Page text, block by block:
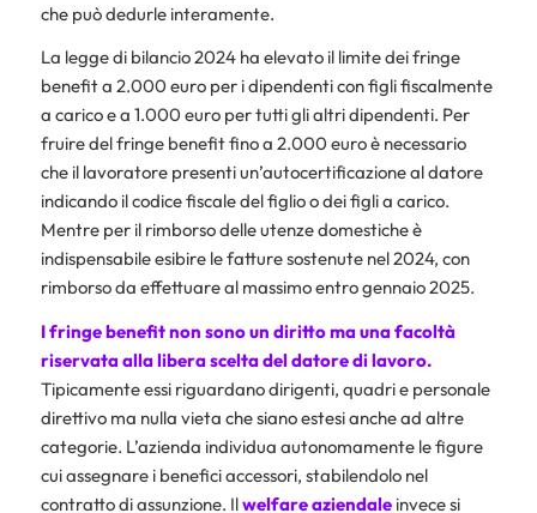
che può dedurle interamente.
La legge di bilancio 2024 ha elevato il limite dei fringe
benefit a 2.000 euro per i dipendenti con figli fiscalmente
a carico e a 1.000 euro per tutti gli altri dipendenti. Per
fruire del fringe benefit fino a 2.000 euro è necessario
che il lavoratore presenti un’autocertificazione al datore
indicando il codice fiscale del figlio o dei figli a carico.
Mentre per il rimborso delle utenze domestiche è
indispensabile esibire le fatture sostenute nel 2024, con
rimborso da effettuare al massimo entro gennaio 2025.
I fringe benefit non sono un diritto ma una facoltà
riservata alla libera scelta del datore di lavoro.
Tipicamente essi riguardano dirigenti, quadri e personale
direttivo ma nulla vieta che siano estesi anche ad altre
categorie. L’azienda individua autonomamente le figure
cui assegnare i benefici accessori, stabilendolo nel
contratto di assunzione. Ilwelfare aziendaleinvece si